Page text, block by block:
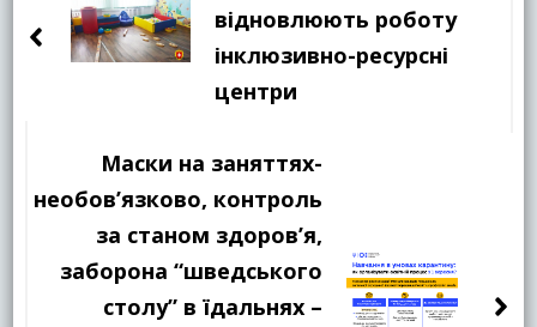
запису
відновлюють роботу
інклюзивно-ресурсні
центри
Маски на заняттях-
необов’язково, контроль
за станом здоров’я,
заборона “шведського
столу” в їдальнях –